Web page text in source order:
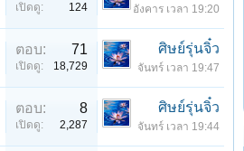
เปิดดู: 124 อังคาร เวลา 19:20
ตอบ: 71
เปิดดู: 18,729
ศิษย์รุ่นจิ๋ว
จันทร์ เวลา 19:47
ตอบ: 8
เปิดดู: 2,287
ศิษย์รุ่นจิ๋ว
จันทร์ เวลา 19:44